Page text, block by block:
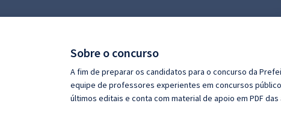
Sobre o concurso
A fim de preparar os candidatos para o concurso da
equipe de professores experientes em concursos
últimos editais e conta com material de apoio em PDF